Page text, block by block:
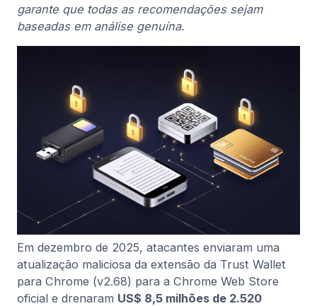
garante que todas as recomendações sejam
baseadas em análise genuína.
Em dezembro de 2025, atacantes enviaram uma
atualização maliciosa da extensão da Trust Wallet
para Chrome (v2.68) para a Chrome Web Store
oficial e drenaram US$ 8,5 milhões de 2.520